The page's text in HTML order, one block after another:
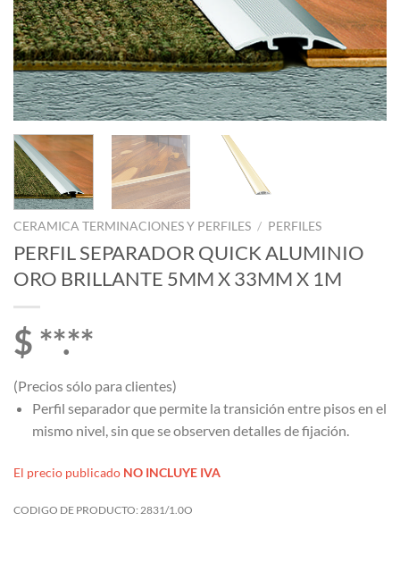
CERAMICA TERMINACIONES Y PERFILES / PERFILES
PERFIL SEPARADOR QUICK ALUMINIO
ORO BRILLANTE 5MM X 33MM X 1M
$ **.**
(Precios sólo para clientes)
Perfil separador que permite la transición entre pisos en el
mismo nivel, sin que se observen detalles de fijación.
El precio publicado NO INCLUYE IVA
CODIGO DE PRODUCTO: 2831/1.0O